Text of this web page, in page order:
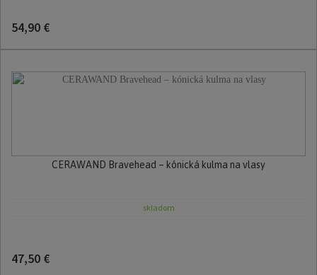
54,90 €
CERAWAND Bravehead – kónická kulma na vlasy
skladom
47,50 €